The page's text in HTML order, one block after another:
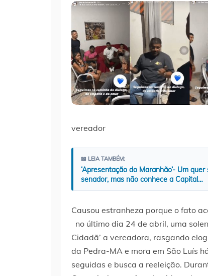
vereador
📖 LEIA TAMBÉM:
‘Apresentação do Maranhão’- Um
senador, mas não conhece a Capital…
Causou estranheza porque o fato
no último dia 24 de abril, uma
Cidadã’ a vereadora, rasgando
da Pedra-MA e mora em São Luís
seguidas e busca a reeleição.